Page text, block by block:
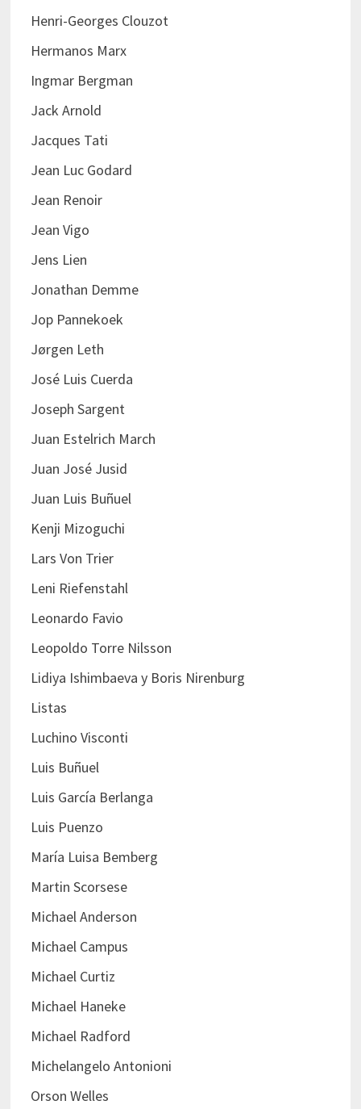
Henri-Georges Clouzot
Hermanos Marx
Ingmar Bergman
Jack Arnold
Jacques Tati
Jean Luc Godard
Jean Renoir
Jean Vigo
Jens Lien
Jonathan Demme
Jop Pannekoek
Jørgen Leth
José Luis Cuerda
Joseph Sargent
Juan Estelrich March
Juan José Jusid
Juan Luis Buñuel
Kenji Mizoguchi
Lars Von Trier
Leni Riefenstahl
Leonardo Favio
Leopoldo Torre Nilsson
Lidiya Ishimbaeva y Boris Nirenburg
Listas
Luchino Visconti
Luis Buñuel
Luis García Berlanga
Luis Puenzo
María Luisa Bemberg
Martin Scorsese
Michael Anderson
Michael Campus
Michael Curtiz
Michael Haneke
Michael Radford
Michelangelo Antonioni
Orson Welles